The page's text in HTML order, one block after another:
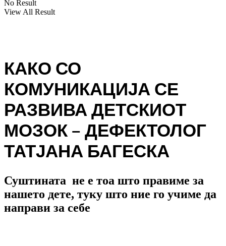
No Result
View All Result
КАКО СО
КОМУНИКАЦИЈА СЕ
РАЗВИВА ДЕТСКИОТ
МОЗОК – ДЕФЕКТОЛОГ
ТАТЈАНА БАГЕСКА
Суштината не е тоа што правиме за
нашето дете, туку што ние го учиме да
направи за себе